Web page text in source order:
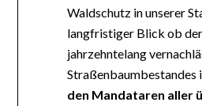
Waldschutz in unserer
langfristiger Blick ob
jahrzehntelang
Straßenbaumbestandes
den Mandataren aller